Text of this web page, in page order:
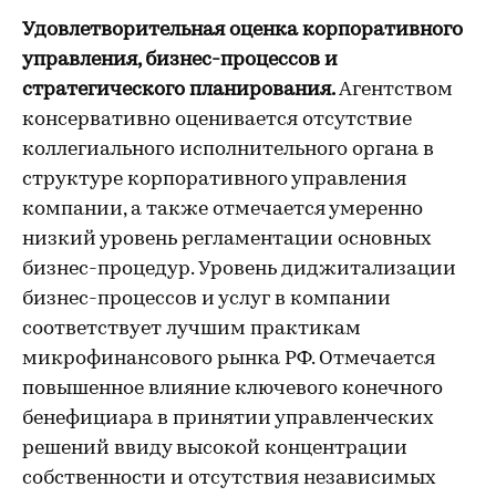
Удовлетворительная оценка корпоративного
управления, бизнес-процессов и
стратегического планирования.Агентством
консервативно оценивается отсутствие
коллегиального исполнительного органа в
структуре корпоративного управления
компании, а также отмечается умеренно
низкий уровень регламентации основных
бизнес-процедур. Уровень диджитализации
бизнес-процессов и услуг в компании
соответствует лучшим практикам
микрофинансового рынка РФ. Отмечается
повышенное влияние ключевого конечного
бенефициара в принятии управленческих
решений ввиду высокой концентрации
собственности и отсутствия независимых